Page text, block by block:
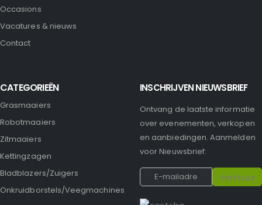
Occasions
Vacatures & nieuws
Contact
CATEGORIEËN
Grasmaaiers
Robotmaaiers
Zitmaaiers
Kettingzagen
Bladblazers/Zuigers
Onkruidborstels/Veegmachines
INSCHRIJVEN NIEUWSBRIEF
Ontvang de laatste informatie
over evenementen, verkopen
en aanbiedingen. Aanmelden
voor Nieuwsbrief: